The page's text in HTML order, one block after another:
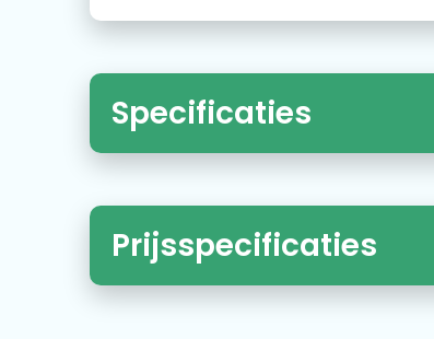
Specificaties
Prijsspecificaties